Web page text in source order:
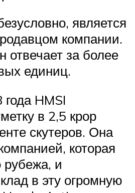
является
компании.
отвечает за более
единиц.
HMSI
в 2,5 крор
скутеров. Она
которая
рубежа, и
в эту огромную